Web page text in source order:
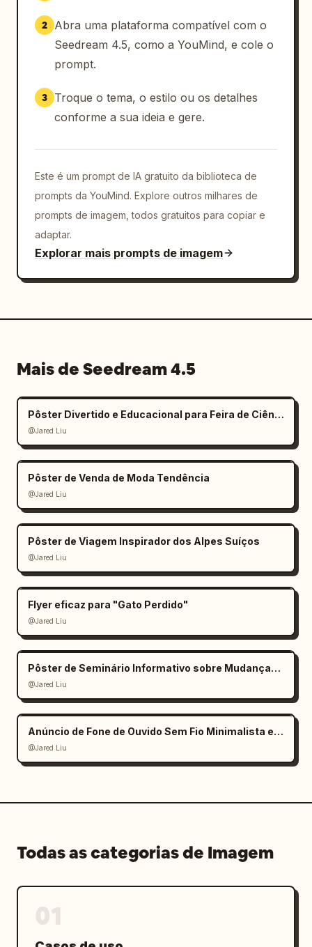
2
Abra uma plataforma compatível com o
Seedream 4.5, como a YouMind, e cole o
prompt.
3
Troque o tema, o estilo ou os detalhes
conforme a sua ideia e gere.
Este é um prompt de IA gratuito da biblioteca de
prompts da YouMind. Explore outros milhares de
prompts de imagem, todos gratuitos para copiar e
adaptar.
Explorar mais prompts de imagem
Mais de Seedream 4.5
Pôster Divertido e Educacional para Feira de Ciências Infantil
@Jared Liu
Pôster de Venda de Moda Tendência
@Jared Liu
Pôster de Viagem Inspirador dos Alpes Suíços
@Jared Liu
Flyer eficaz para "Gato Perdido"
@Jared Liu
Pôster de Seminário Informativo sobre Mudanças Climáticas
@Jared Liu
Anúncio de Fone de Ouvido Sem Fio Minimalista e Elegante
@Jared Liu
Todas as categorias de Imagem